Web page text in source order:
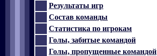
Результаты игр
Состав команды
Статистика по игрокам
Голы, забитые командой
Голы, пропущенные командой